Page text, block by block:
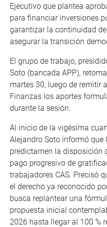
Ejecutivo que plantea
para financiar inversiones
garantizar la continuidad
asegurar la transición
El grupo de trabajo,
Soto (bancada APP),
martes 30, luego de remitir
Finanzas los aportes
durante la sesión.
Al inicio de la vigésima
Alejandro Soto informó que
predictamen la disposición
pago progresivo de
trabajadores CAS. Precisó
el derecho ya reconocido
busca replantear una
propuesta inicial
2026 hasta llegar al 100 %